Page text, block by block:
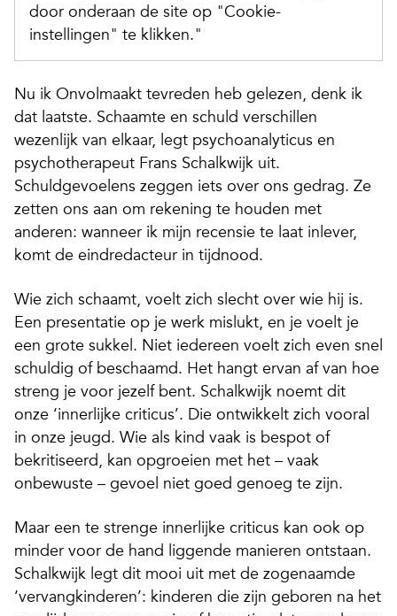
door onderaan de site op "Cookie-
instellingen" te klikken."
Nu ik Onvolmaakt tevreden heb gelezen, denk ik
dat laatste. Schaamte en schuld verschillen
wezenlijk van elkaar, legt psychoanalyticus en
psychotherapeut Frans Schalkwijk uit.
Schuldgevoelens zeggen iets over ons gedrag. Ze
zetten ons aan om rekening te houden met
anderen: wanneer ik mijn recensie te laat inlever,
komt de eindredacteur in tijdnood.
Wie zich schaamt, voelt zich slecht over wie hij is.
Een presentatie op je werk mislukt, en je voelt je
een grote sukkel. Niet iedereen voelt zich even snel
schuldig of beschaamd. Het hangt ervan af van hoe
streng je voor jezelf bent. Schalkwijk noemt dit
onze ‘innerlijke criticus’. Die ontwikkelt zich vooral
in onze jeugd. Wie als kind vaak is bespot of
bekritiseerd, kan opgroeien met het – vaak
onbewuste – gevoel niet goed genoeg te zijn.
Maar een te strenge innerlijke criticus kan ook op
minder voor de hand liggende manieren ontstaan.
Schalkwijk legt dit mooi uit met de zogenaamde
‘vervangkinderen’: kinderen die zijn geboren na het